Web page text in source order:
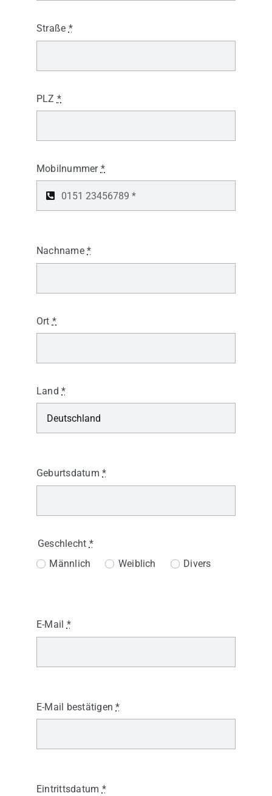
Straße *
PLZ *
Mobilnummer *
Nachname*
Ort *
Land*
Geburtsdatum*
Geschlecht *
Männlich
Weiblich Divers
E-Mail *
E-Mail bestätigen*
Eintrittsdatum *